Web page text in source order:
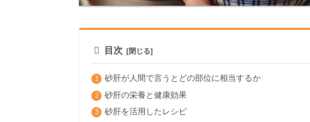
目次
砂肝が人間で言うとどの部位に相当するか
砂肝の栄養と健康効果
砂肝を活用したレシピ